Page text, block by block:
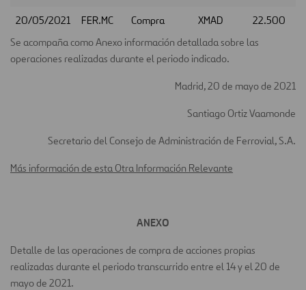
20/05/2021 FER.MC Compra XMAD
22.500
Se acompaña como Anexo información detallada sobre las
operaciones realizadas durante el periodo indicado.
Madrid, 20 de mayo de 2021
Santiago Ortiz Vaamonde
Secretario del Consejo de Administración de Ferrovial, S.A.
Más información de esta Otra Información Relevante
ANEXO
Detalle de las operaciones de compra de acciones propias
realizadas durante el periodo transcurrido entre el 14 y el 20 de
mayo de 2021.